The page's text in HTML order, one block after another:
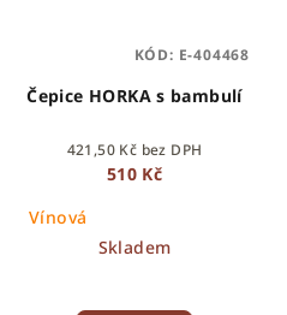
Čepice HORKA s bambulí
421,50 Kč bez DPH
510 Kč
Vínová
Skladem
KÓD: E-404468